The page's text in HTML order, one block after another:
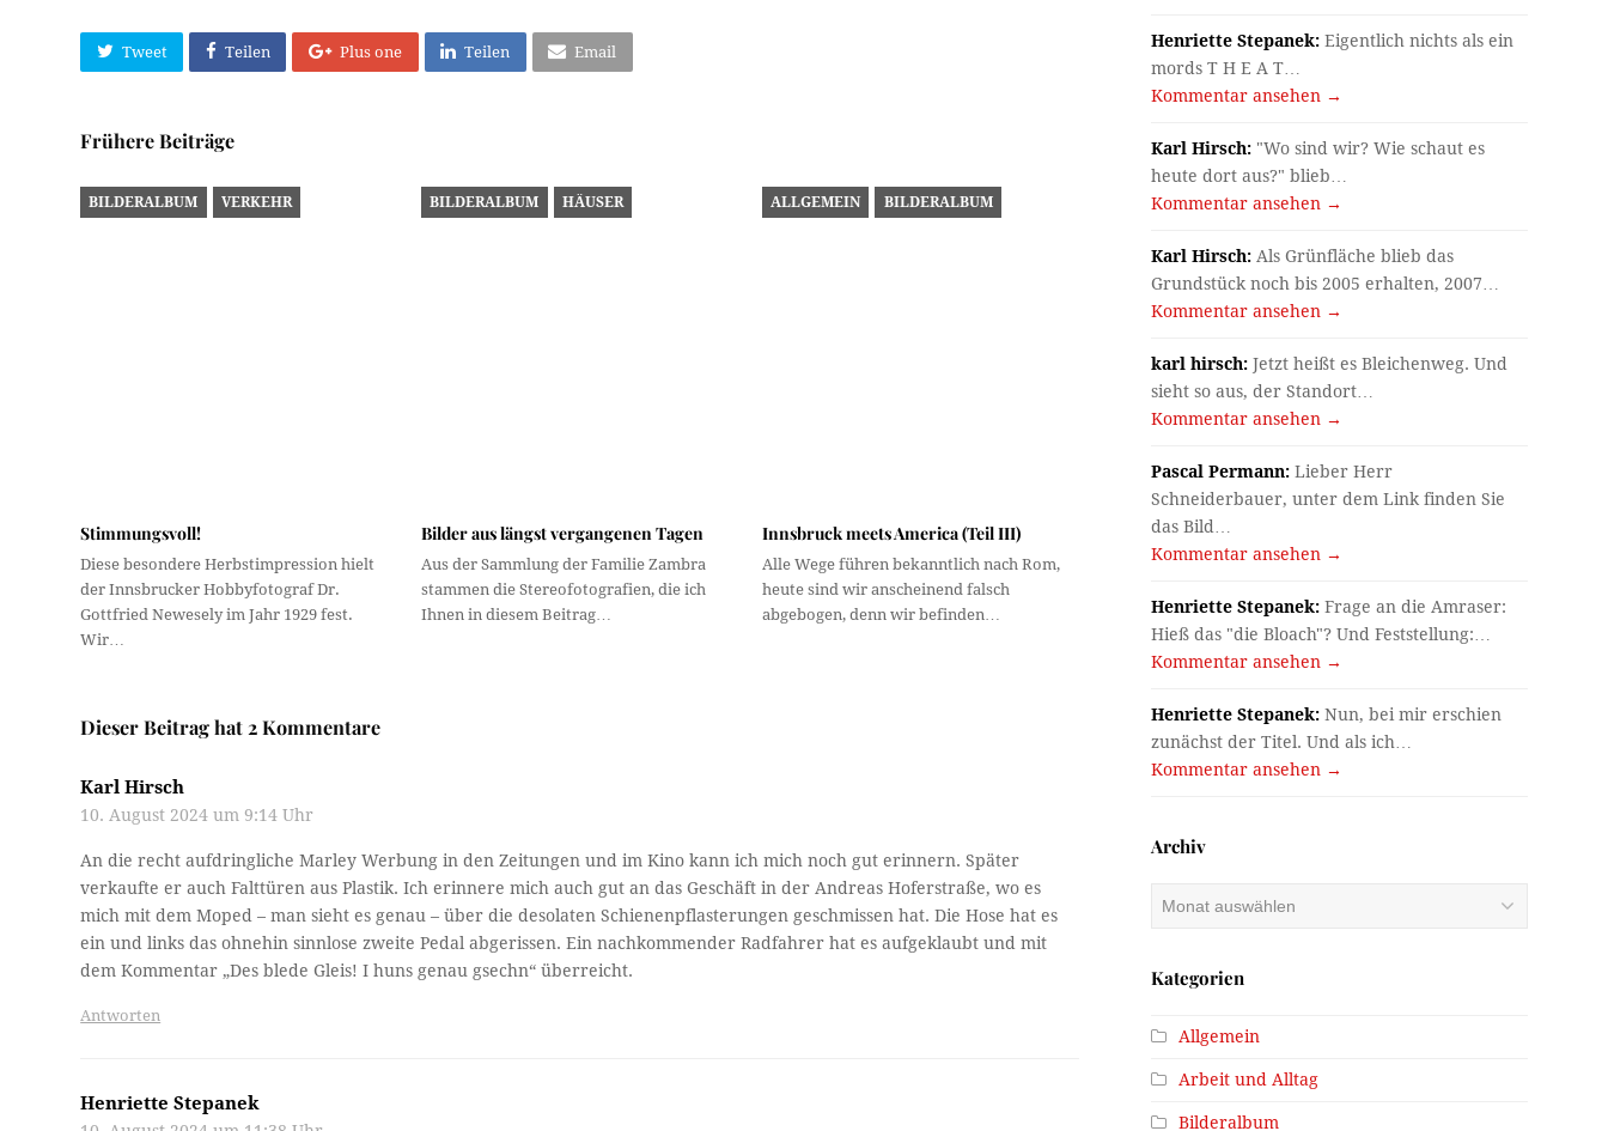
Tweet Teilen Plus one Teilen Email
Frühere Beiträge
BILDERALBUM VERKEHR BILDERALBUM HÄUSER ALLGEMEIN BILDERALBUM
Innsbruck meets America (Teil III)
Alle Wege führen bekanntlich nach Rom,
heute sind wir anscheinend falsch
abgebogen, denn wir befinden…
Dieser Beitrag hat 2 Kommentare
Karl Hirsch
10. August 2024 um 9:14 Uhr
An die recht aufdringliche Marley Werbung in den Zeitungen und im Kino kann ich mich noch gut erinnern. Später
verkaufte er auch Falttüren aus Plastik. Ich erinnere mich auch gut an das Geschäft in der Andreas Hoferstraße, wo es
mich mit dem Moped – man sieht es genau – über die desolaten Schienenpflasterungen geschmissen hat. Die Hose hat es
ein und links das ohnehin sinnlose zweite Pedal abgerissen. Ein nachkommender Radfahrer hat es aufgeklaubt und mit
dem Kommentar „Des blede Gleis! I huns genau gsechn“ überreicht.
Antworten
Henriette Stepanek
Henriette Stepanek: Eigentlich nichts als ein
mords T H E A T…
Kommentar ansehen →
Karl Hirsch: "Wo sind wir? Wie schaut es
heute dort aus?" blieb…
Kommentar ansehen →
Karl Hirsch: Als Grünfläche blieb das
Grundstück noch bis 2005 erhalten, 2007…
Kommentar ansehen →
karl hirsch: Jetzt heißt es Bleichenweg. Und
sieht so aus, der Standort…
Kommentar ansehen →
Pascal Permann: Lieber Herr
Schneiderbauer, unter dem Link finden Sie
das Bild…
Kommentar ansehen →
Henriette Stepanek: Frage an die Amraser:
Hieß das "die Bloach"? Und Feststellung:…
Kommentar ansehen →
Henriette Stepanek: Nun, bei mir erschien
zunächst der Titel. Und als ich…
Kommentar ansehen →
Archiv
Archiv
Kategorien
Allgemein
Arbeit und Alltag
Bilderalbum